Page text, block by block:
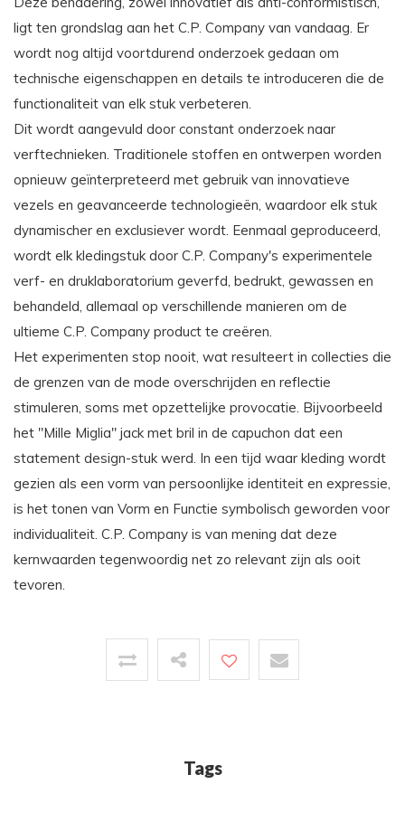
ligt ten grondslag aan het C.P. Company van vandaag. Er
wordt nog altijd voortdurend onderzoek gedaan om
technische eigenschappen en details te introduceren die de
functionaliteit van elk stuk verbeteren.
Dit wordt aangevuld door constant onderzoek naar
verftechnieken. Traditionele stoffen en ontwerpen worden
opnieuw geïnterpreteerd met gebruik van innovatieve
vezels en geavanceerde technologieën, waardoor elk stuk
dynamischer en exclusiever wordt. Eenmaal geproduceerd,
wordt elk kledingstuk door C.P. Company's experimentele
verf- en druklaboratorium geverfd, bedrukt, gewassen en
behandeld, allemaal op verschillende manieren om de
ultieme C.P. Company product te creëren.
Het experimenten stop nooit, wat resulteert in collecties die
de grenzen van de mode overschrijden en reflectie
stimuleren, soms met opzettelijke provocatie. Bijvoorbeeld
het "Mille Miglia" jack met bril in de capuchon dat een
statement design-stuk werd. In een tijd waar kleding wordt
gezien als een vorm van persoonlijke identiteit en expressie,
is het tonen van Vorm en Functie symbolisch geworden voor
individualiteit. C.P. Company is van mening dat deze
kernwaarden tegenwoordig net zo relevant zijn als ooit
tevoren.
Tags